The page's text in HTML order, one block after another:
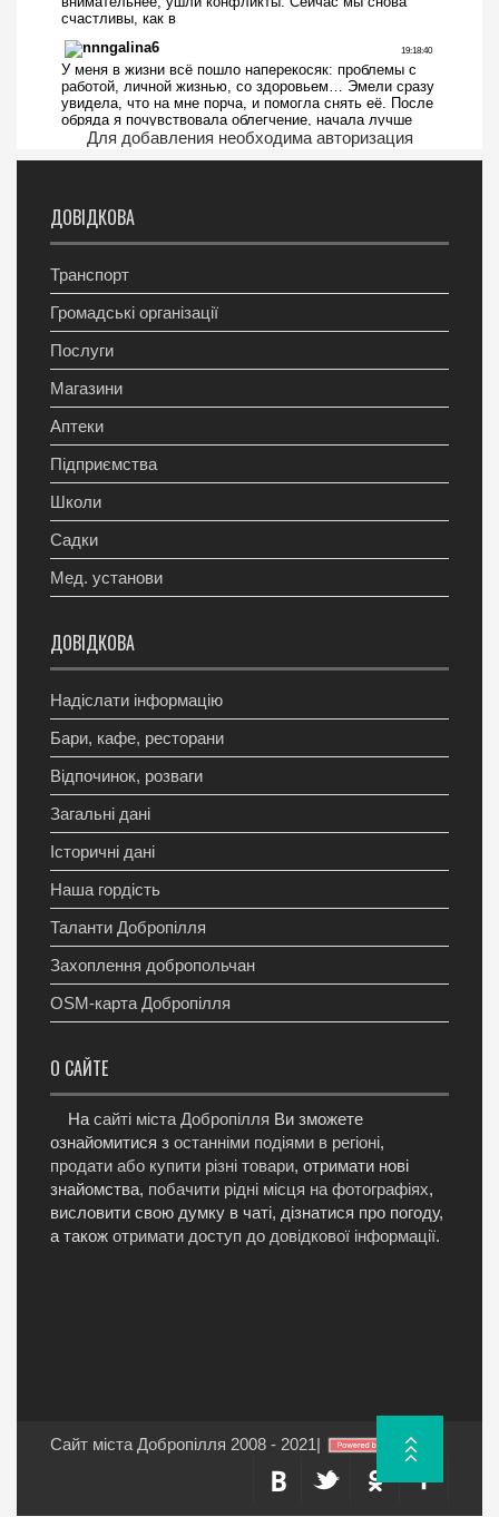
Для добавления необходима авторизация
ДОВІДКОВА
Транспорт
Громадські організації
Послуги
Магазини
Аптеки
Підприємства
Школи
Садки
Мед. установи
ДОВІДКОВА
Надіслати інформацію
Бари, кафе, ресторани
Відпочинок, розваги
Загальні дані
Історичні дані
Наша гордість
Таланти Добропілля
Захоплення добропольчан
OSM-карта Добропілля
О САЙТЕ
На сайті міста Добропілля Ви зможете
ознайомитися з останніми подіями в регіоні,
продати або купити різні товари, отримати нові
знайомства, побачити рідні місця на фотографіях,
висловити свою думку в чаті, дізнатися про погоду,
а також отримати доступ до довідкової інформації.
Сайт міста Добропілля 2008 - 2021|